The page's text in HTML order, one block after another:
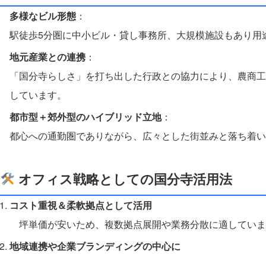
多様なビル形態 ：
駅徒歩5分圏に中小ビル・貸し事務所、大規模施設もあり
地元産業との連携 ：
「国分寺らしさ」を打ち出した行政との協力により、農
しています。
都市型＋郊外型のハイブリッド立地：
都心への通勤圏でありながら、広々とした街並みと落ち着
オフィス戦略としての国分寺活用法
コスト重視＆柔軟拠点として活用
坪単価が安いため、複数拠点展開や業務分散に適してい
地域連携や企業ブランディングの中心に